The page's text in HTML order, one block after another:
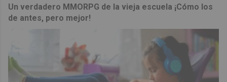
Un verdadero MMORPG de la vieja escuela ¡Cómo los
de antes, pero mejor!